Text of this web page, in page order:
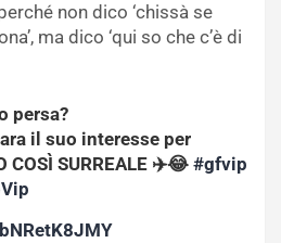
non dico ‘chissà se
ma dico ‘qui so che c’è di
persa?
il suo interesse per
COSÌ SURREALE ✈️😂 #gfvip